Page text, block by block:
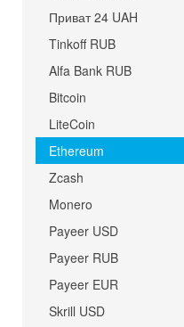
Приват 24 UAH
Tinkoff RUB
Alfa Bank RUB
Bitcoin
LiteCoin
Ethereum
Zcash
Monero
Payeer USD
Payeer RUB
Payeer EUR
Skrill USD